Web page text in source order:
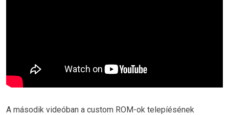
A második videóban a custom ROM-ok telepíésének